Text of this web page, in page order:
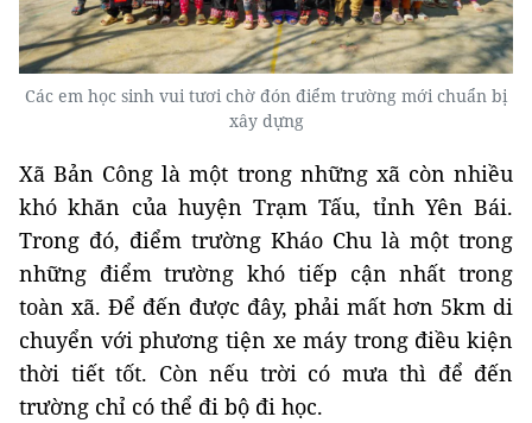
Các em học sinh vui tươi chờ đón điểm trường mới chuẩn bị
xây dựng
Xã Bản Công là một trong những xã còn nhiều
khó khăn của huyện Trạm Tấu, tỉnh Yên Bái.
Trong đó, điểm trường Kháo Chu là một trong
những điểm trường khó tiếp cận nhất trong
toàn xã. Để đến được đây, phải mất hơn 5km di
chuyển với phương tiện xe máy trong điều kiện
thời tiết tốt. Còn nếu trời có mưa thì để đến
trường chỉ có thể đi bộ đi học.